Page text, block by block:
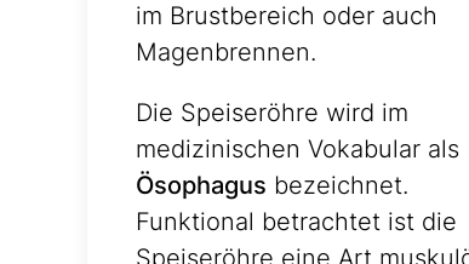
im Brustbereich oder auch
Magenbrennen.
Die Speiseröhre wird im
medizinischen Vokabular als
Ösophagus bezeichnet.
Funktional betrachtet ist die
Speiseröhre eine Art